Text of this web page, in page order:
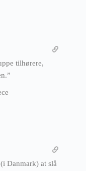
tilhørere,
Danmark) at slå